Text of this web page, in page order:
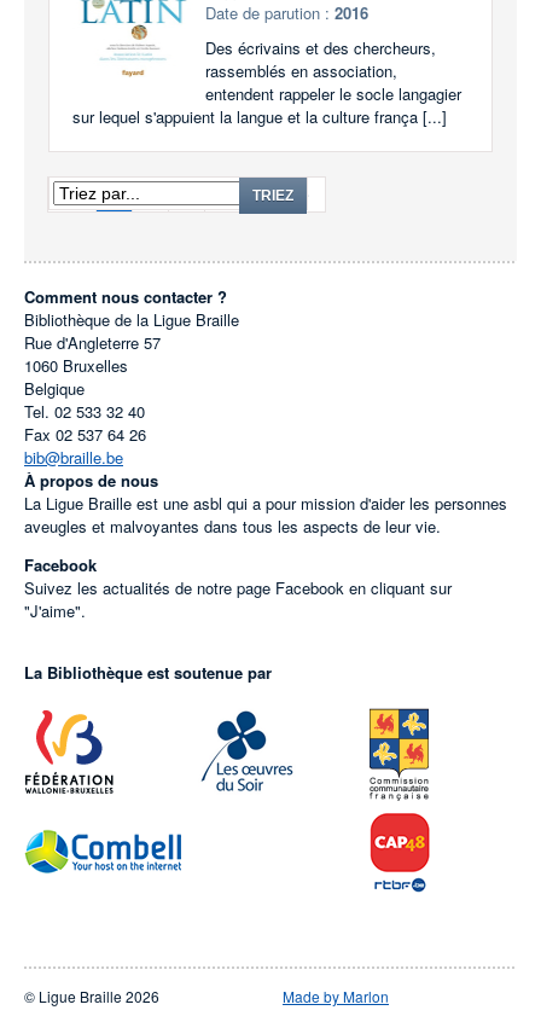
Date de parution : 2016
Des écrivains et des chercheurs,
rassemblés en association,
entendent rappeler le socle langagier
sur lequel s'appuient la langue et la culture frança [...]
1 6
TRIEZ
Comment nous contacter ?
Bibliothèque de la Ligue Braille
Rue d'Angleterre 57
1060 Bruxelles
Belgique
Tel. 02 533 32 40
Fax 02 537 64 26
bib@braille.be
À propos de nous
La Ligue Braille est une asbl qui a pour mission d'aider les personnes
aveugles et malvoyantes dans tous les aspects de leur vie.
Facebook
Suivez les actualités de notre page Facebook en cliquant sur
"J'aime".
La Bibliothèque est soutenue par
© Ligue Braille 2026 Made by Marlon